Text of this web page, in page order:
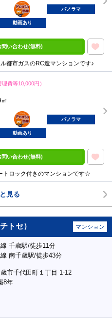
ポンタ
部屋
パノラマ
動画あり
問い合わせ(無料)
都市ガスのRC造マンションです♪
理費等10,000円）
ポンタ
部屋
パノラマ
動画あり
問い合わせ(無料)
トロック付きのマンションです☆
見る
トセ） マンション
線 千歳駅/徒歩11分
線 南千歳駅/徒歩43分
市千代田町１丁目 1-12
8年